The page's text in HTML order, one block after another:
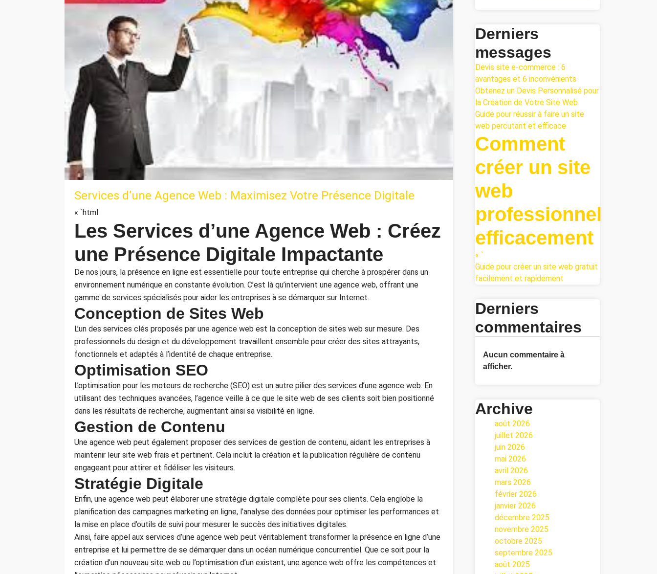
Services d’une Agence Web : Maximisez Votre Présence Digitale
« `html
Les Services d’une Agence Web : Créez
une Présence Digitale Impactante
De nos jours, la présence en ligne est essentielle pour toute entreprise qui cherche à prospérer dans un
environnement numérique en constante évolution. C’est là qu’intervient une agence web, offrant une
gamme de services spécialisés pour aider les entreprises à se démarquer sur Internet.
Conception de Sites Web
L’un des services clés proposés par une agence web est la conception de sites web sur mesure. Des
professionnels du design et du développement travaillent ensemble pour créer des sites attrayants,
fonctionnels et adaptés à l’identité de chaque entreprise.
Optimisation SEO
L’optimisation pour les moteurs de recherche (SEO) est un autre pilier des services d’une agence web. En
utilisant des techniques avancées, l’agence veille à ce que le site web de ses clients soit bien positionné
dans les résultats de recherche, augmentant ainsi sa visibilité en ligne.
Gestion de Contenu
Une agence web peut également proposer des services de gestion de contenu, aidant les entreprises à
maintenir leur site web frais et pertinent. Cela inclut la création et la publication régulière de contenu
engageant pour attirer et fidéliser les visiteurs.
Stratégie Digitale
Enfin, une agence web peut élaborer une stratégie digitale complète pour ses clients. Cela englobe la
planification des campagnes marketing en ligne, l’analyse des données pour optimiser les performances et
la mise en place d’outils de suivi pour mesurer le succès des initiatives digitales.
Ainsi, faire appel aux services d’une agence web peut véritablement transformer la présence en ligne d’une
entreprise et lui permettre de se démarquer dans un océan numérique concurrentiel. Que ce soit pour la
création d’un nouveau site web ou l’optimisation d’un existant, une agence web offre les compétences et
Derniers
messages
Devis site e-commerce : 6
avantages et 6 inconvénients
Obtenez un Devis Personnalisé pour
la Création de Votre Site Web
Guide pour réussir à faire un site
web percutant et efficace
Comment
créer un site
web
professionnel
efficacement
« `
Guide pour créer un site web gratuit
facilement et rapidement
Derniers
commentaires
Aucun commentaire à
afficher.
Archive
août 2026
juillet 2026
juin 2026
mai 2026
avril 2026
mars 2026
février 2026
janvier 2026
décembre 2025
novembre 2025
octobre 2025
septembre 2025
août 2025